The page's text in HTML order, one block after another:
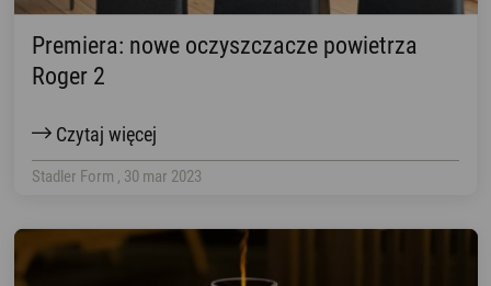
Premiera: nowe oczyszczacze powietrza
Roger 2
Czytaj więcej
Stadler Form , 30 mar 2023